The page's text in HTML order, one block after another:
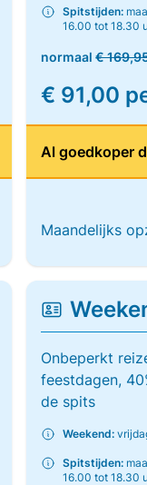
Spitstijden:
16.00 tot 18.30
normaal€
€ 91,00
Al goedkoper
Maandelijks
Onbeperkt
feestdagen,
de spits
Weekend:
Spitstijden:
16.00 tot 18.30